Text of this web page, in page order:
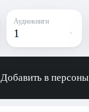
Аудиокниги
1
Добавить в персоны